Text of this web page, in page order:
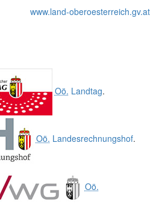
www.land-oberoesterreich.gv.at
Oö. Landtag.
Oö. Landesrechnungshof.
Oö.